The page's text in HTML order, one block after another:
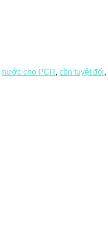
nước cho PCR, cồn tuyệt đối,